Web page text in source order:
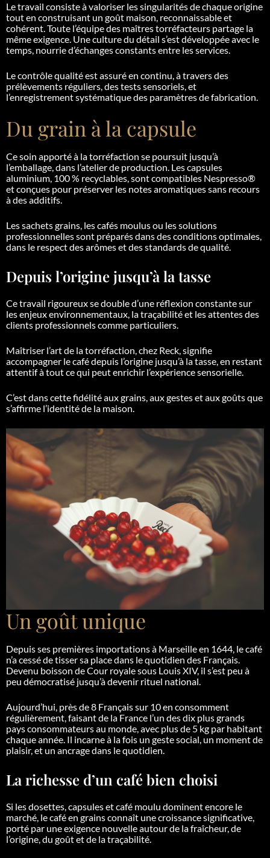
Le travail consiste à valoriser les singularités de chaque origine
tout en construisant un goût maison, reconnaissable et
cohérent. Toute l’équipe des maîtres torréfacteurs partage la
même exigence. Une culture du détail s’est développée avec le
temps, nourrie d’échanges constants entre les services.
Le contrôle qualité est assuré en continu, à travers des
prélèvements réguliers, des tests sensoriels, et
l’enregistrement systématique des paramètres de fabrication.
Du grain à la capsule
Ce soin apporté à la torréfaction se poursuit jusqu’à
l’emballage, dans l’atelier de production. Les capsules
aluminium, 100 % recyclables, sont compatibles Nespresso®
et conçues pour préserver les notes aromatiques sans recours
à des additifs.
Les sachets grains, les cafés moulus ou les solutions
professionnelles sont préparés dans des conditions optimales,
dans le respect des arômes et des standards de qualité.
Depuis l’origine jusqu’à la tasse
Ce travail rigoureux se double d’une réflexion constante sur
les enjeux environnementaux, la traçabilité et les attentes des
clients professionnels comme particuliers.
Maîtriser l’art de la torréfaction, chez Reck, signifie
accompagner le café depuis l’origine jusqu’à la tasse, en restant
attentif à tout ce qui peut enrichir l’expérience sensorielle.
C’est dans cette fidélité aux grains, aux gestes et aux goûts que
s’affirme l’identité de la maison.
Un goût unique
Depuis ses premières importations à Marseille en 1644, le café
n’a cessé de tisser sa place dans le quotidien des Français.
Devenu boisson de Cour royale sous Louis XIV, il s’est peu à
peu démocratisé jusqu’à devenir rituel national.
Aujourd’hui, près de 8 Français sur 10 en consomment
régulièrement, faisant de la France l’un des dix plus grands
pays consommateurs au monde, avec plus de 5 kg par habitant
chaque année. Il incarne à la fois un geste social, un moment de
plaisir, et un ancrage dans le quotidien.
La richesse d’un café bien choisi
Si les dosettes, capsules et café moulu dominent encore le
marché, le café en grains connaît une croissance significative,
porté par une exigence nouvelle autour de la fraîcheur, de
l’origine, du goût et de la traçabilité.